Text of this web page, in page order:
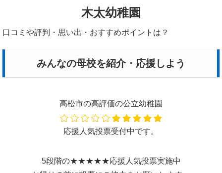
木太幼稚園
口コミや評判・思い出・おすすめポイントは？
みんなの母校を紹介・応援しよう
高松市の高評価の公立幼稚園
応援人気投票受付中です。
5段階の★★★★★応援人気投票実施中